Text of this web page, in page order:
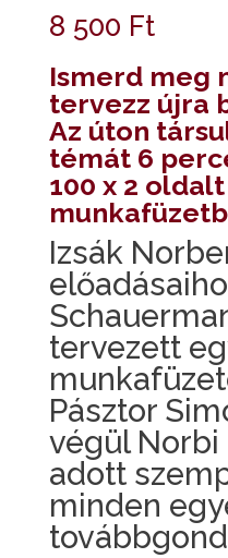
8 500 Ft
Ismerd meg
tervezz újra
Az úton
témát 6
100 x 2
Izsák
tervezett
Pásztor
végül
adott
minden